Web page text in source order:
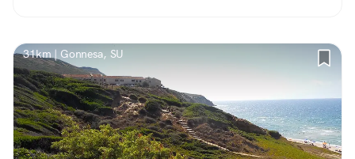
31km | Gonnesa, SU